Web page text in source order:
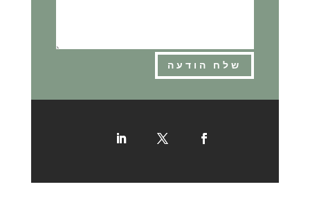
שלח הודעה